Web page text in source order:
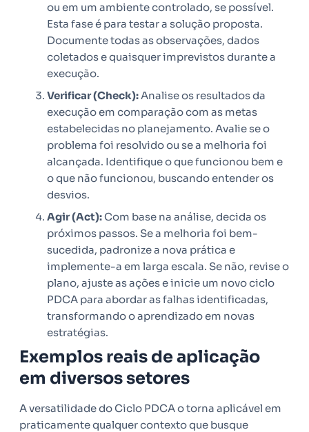
ou em um ambiente controlado, se possível.
Esta fase é para testar a solução proposta.
Documente todas as observações, dados
coletados e quaisquer imprevistos durante a
execução.
Verificar (Check):Analise os resultados da
execução em comparação com as metas
estabelecidas no planejamento. Avalie se o
problema foi resolvido ou se a melhoria foi
alcançada. Identifique o que funcionou bem e
o que não funcionou, buscando entender os
desvios.
Agir (Act):Com base na análise, decida os
próximos passos. Se a melhoria foi bem-
sucedida, padronize a nova prática e
implemente-a em larga escala. Se não, revise o
plano, ajuste as ações e inicie um novo ciclo
PDCA para abordar as falhas identificadas,
transformando o aprendizado em novas
estratégias.
Exemplos reais de aplicação
em diversos setores
A versatilidade do Ciclo PDCA o torna aplicável em
praticamente qualquer contexto que busque